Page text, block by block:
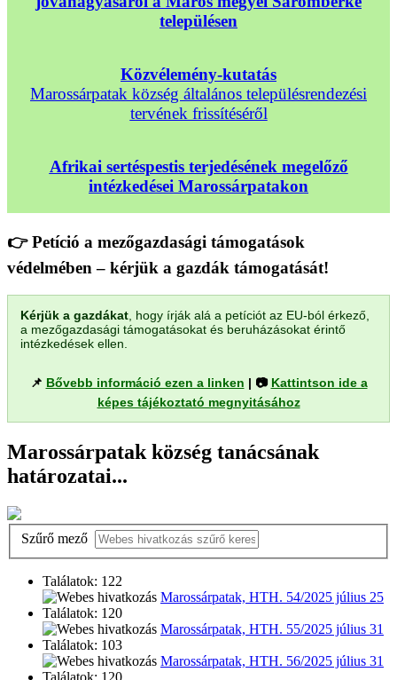
településen
Közvélemény-kutatás
Marossárpatak község általános településrendezési
tervének frissítéséről
Afrikai sertéspestis terjedésének megelőző
intézkedései Marossárpatakon
👉 Petíció a mezőgazdasági támogatások
védelmében – kérjük a gazdák támogatását!
Kérjük a gazdákat , hogy írják alá a petíciót az EU-ból érkező,
a mezőgazdasági támogatásokat és beruházásokat érintő
intézkedések ellen.
📌 Bővebb információ ezen a linken | 📷 Kattintson ide a
képes tájékoztató megnyitásához
Marossárpatak község tanácsának
határozatai...
Szűrő mező
Találatok: 122
Marossárpatak, HTH. 54/2025 július 25
Találatok: 120
Marossárpatak, HTH. 55/2025 július 31
Találatok: 103
Marossárpatak, HTH. 56/2025 július 31